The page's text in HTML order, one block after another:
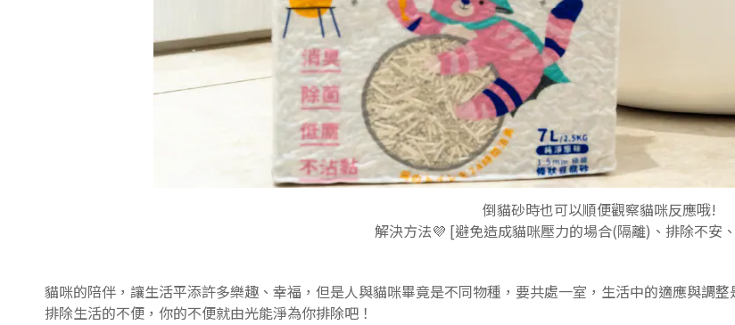
倒貓砂時也可以順便觀察貓咪反應哦!
解決方法💜 [避免造成貓咪壓力的場合(隔離)、排除不安
貓咪的陪伴，讓生活平添許多樂趣、幸福，但是人與貓咪畢竟是不同物種，要共處一室，生活中的適應與調
排除生活的不便，你的不便就由光能淨為你排除吧！